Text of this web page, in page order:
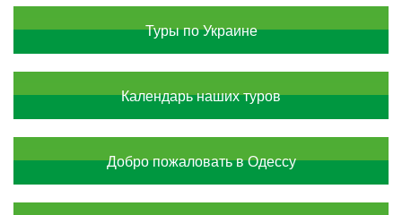
Туры по Украине
Календарь наших туров
Добро пожаловать в Одессу